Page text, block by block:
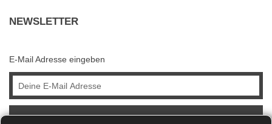
NEWSLETTER
E-Mail Adresse eingeben
ABONNIEREN